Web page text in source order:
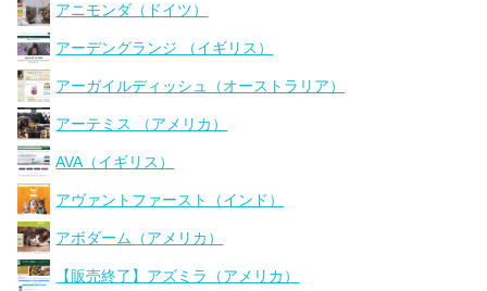
アニモンダ（ドイツ）
アーデングランジ （イギリス）
アーガイルディッシュ（オーストラリア）
アーテミス （アメリカ）
AVA（イギリス）
アヴァントファースト（インド）
アボダーム（アメリカ）
【販売終了】アズミラ（アメリカ）